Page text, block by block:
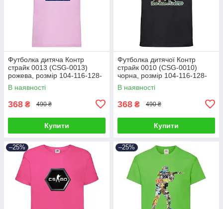
Футболка дитяча Контр
страйк 0013 (CSG-0013)
рожева, розмір 104-116-128-
140-152-164
В наявності
368 ₴ 490 ₴
Купити
Футболка дитячої Контр
страйк 0010 (CSG-0010)
чорна, розмір 104-116-128-
140-152-164
В наявності
368 ₴ 490 ₴
Купити
–25% –25%